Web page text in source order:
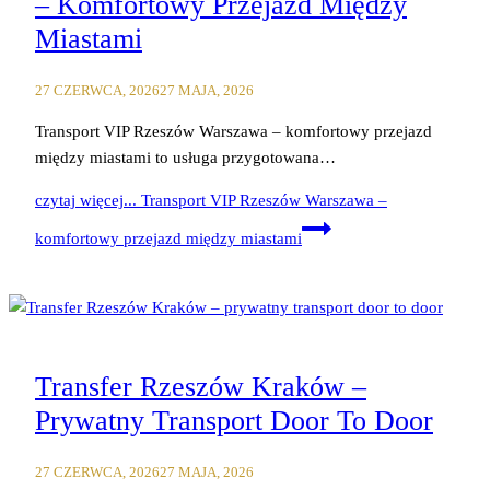
Miastami
27 CZERWCA, 202627 MAJA, 2026
Transport VIP Rzeszów Warszawa – komfortowy przejazd
między miastami to usługa przygotowana…
czytaj więcej... Transport VIP Rzeszów Warszawa –
komfortowy przejazd między miastami
Transfer Rzeszów Kraków –
Prywatny Transport Door To Door
27 CZERWCA, 202627 MAJA, 2026